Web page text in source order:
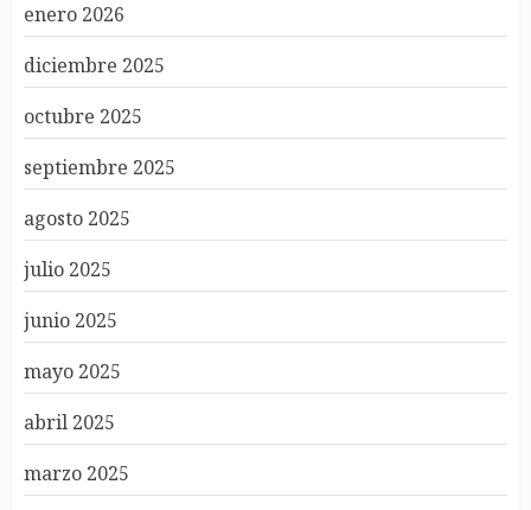
enero 2026
diciembre 2025
octubre 2025
septiembre 2025
agosto 2025
julio 2025
junio 2025
mayo 2025
abril 2025
marzo 2025